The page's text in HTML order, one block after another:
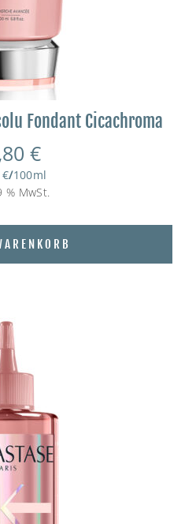
Fondant Cicachroma
€
€/100ml
% MwSt.